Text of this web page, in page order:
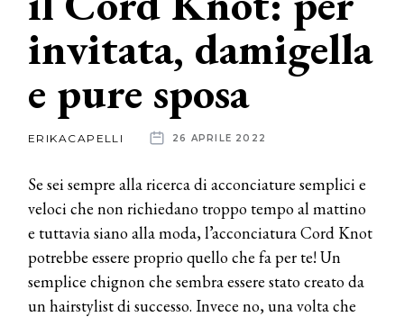
News
aziende
invitata, damigella
e pure sposa
ERIKACAPELLI 26 APRILE 2022
Se sei sempre alla ricerca di acconciature semplici e
veloci che non richiedano troppo tempo al mattino
e tuttavia siano alla moda, l’acconciatura Cord Knot
potrebbe essere proprio quello che fa per te! Un
semplice chignon che sembra essere stato creato da
un hairstylist di successo. Invece no, una volta che